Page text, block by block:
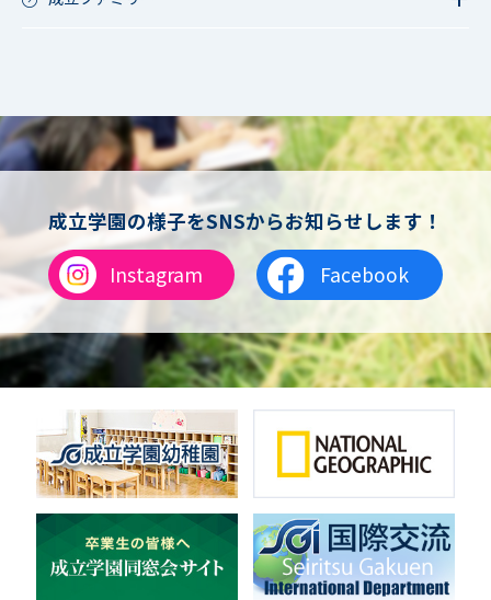
女子バスケットボール
男女バスケットボール（中学）
男子バドミントン
女子バドミントン
チアリーディング
総合格闘技
合気道
女子テニス
男子バレーボール
体操
ダンス
英会話
音楽（コーラス）
地域ボランティア
美術
マルチメディア
ライフワーク
新日本芸能
成立学園の様子をSNSからお知らせします！
Instagram
Facebook